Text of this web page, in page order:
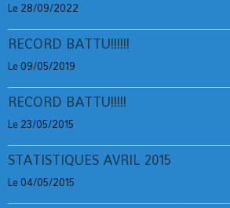
Le 28/09/2022
RECORD BATTU!!!!!!
Le 09/05/2019
RECORD BATTU!!!!!
Le 23/05/2015
STATISTIQUES AVRIL 2015
Le 04/05/2015